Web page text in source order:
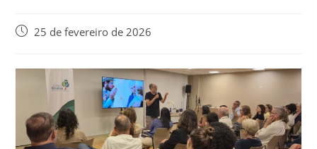
25 de fevereiro de 2026